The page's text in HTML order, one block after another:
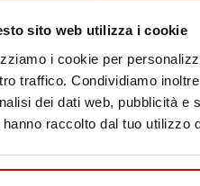
sito web utilizza i cookie
i cookie per
traffico. Condividiamo
dei dati web, pubblicità e
hanno raccolto dal tuo utilizzo
II al cap. XII; accordo
Campania 00209- 2012;
n. 180 (allegato A)
HACCP